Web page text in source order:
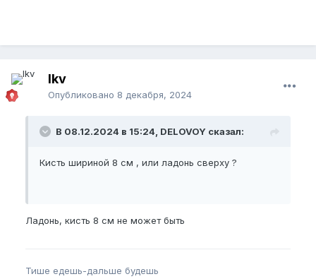
lkv
Опубликовано 8 декабря, 2024
В 08.12.2024 в 15:24, DELOVOY сказал:
Кисть шириной 8 см , или ладонь сверху ?
Ладонь, кисть 8 см не может быть
Тише едешь-дальше будешь